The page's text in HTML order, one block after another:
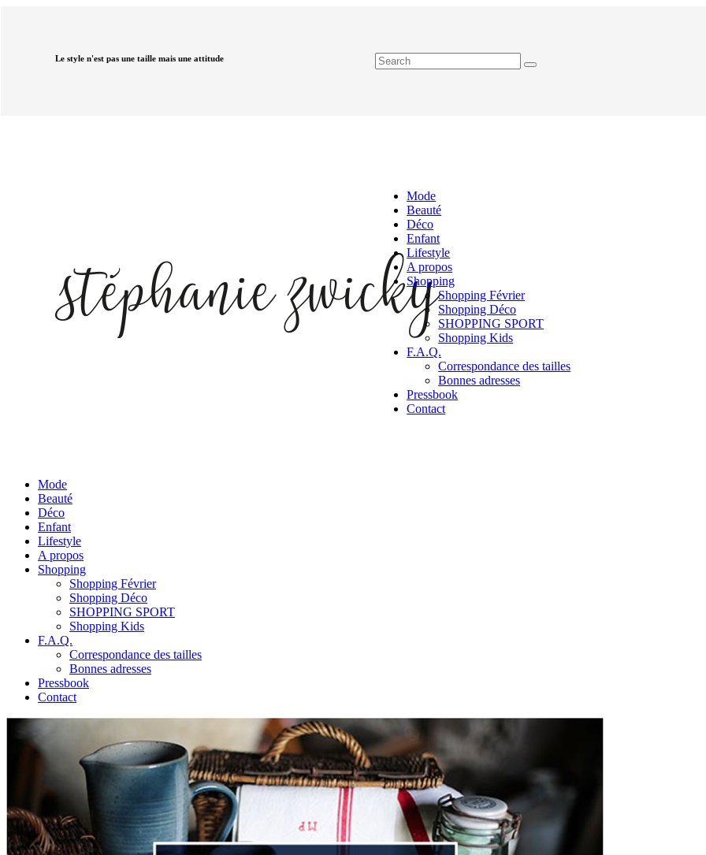
Le style n'est pas une taille mais une attitude
Mode
Beauté
Déco
Enfant
Lifestyle
A propos
Shopping
Shopping Février
Shopping Déco
SHOPPING SPORT
Shopping Kids
F.A.Q.
Correspondance des tailles
Bonnes adresses
Pressbook
Contact
Mode
Beauté
Déco
Enfant
Lifestyle
A propos
Shopping
Shopping Février
Shopping Déco
SHOPPING SPORT
Shopping Kids
F.A.Q.
Correspondance des tailles
Bonnes adresses
Pressbook
Contact